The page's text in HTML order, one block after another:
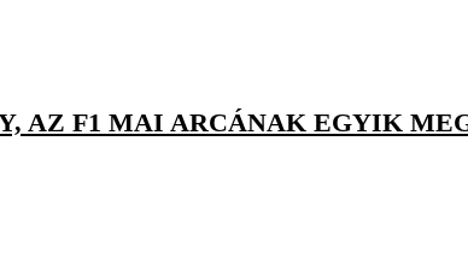
AZ F1 MAI ARCÁNAK EGYIK